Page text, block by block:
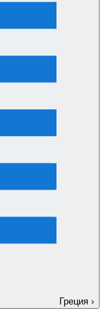
Греция ›